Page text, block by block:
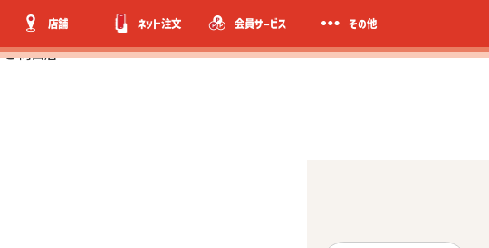
店舗 ネット注文 会員サービス その他
向山店